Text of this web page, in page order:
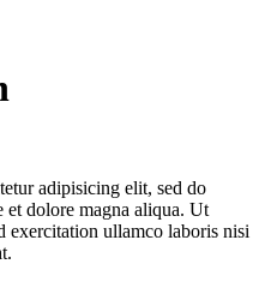
adipisicing elit, sed do
dolore magna aliqua. Ut
exercitation ullamco laboris nisi